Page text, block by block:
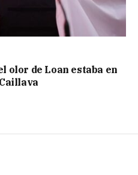
olor de Loan estaba en